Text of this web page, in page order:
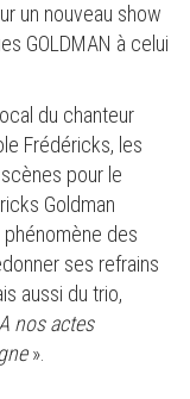
un nouveau show
GOLDMAN à celui
du chanteur
Frédéricks, les
pour le
Goldman
des
ses refrains
aussi du trio,
A nos actes
».